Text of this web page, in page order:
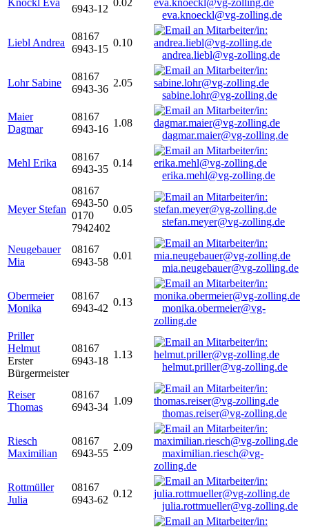
Knöckl Eva
6943-12
0.02
eva.knoeckl@vg-zolling.de
Liebl Andrea
08167
6943-15
0.10
andrea.liebl@vg-zolling.de
Lohr Sabine
08167
6943-36
2.05
sabine.lohr@vg-zolling.de
Maier
Dagmar
08167
6943-16
1.08
dagmar.maier@vg-zolling.de
Mehl Erika
08167
6943-35
0.14
erika.mehl@vg-zolling.de
Meyer Stefan
08167
6943-50
0170
7942402
0.05
stefan.meyer@vg-zolling.de
Neugebauer
Mia
08167
6943-58
0.01
mia.neugebauer@vg-zolling.de
Obermeier
Monika
08167
6943-42
0.13
monika.obermeier@vg-
zolling.de
Priller
Helmut
Erster
Bürgermeister
08167
6943-18
1.13
helmut.priller@vg-zolling.de
Reiser
Thomas
08167
6943-34
1.09
thomas.reiser@vg-zolling.de
Riesch
Maximilian
08167
6943-55
2.09
maximilian.riesch@vg-
zolling.de
Rottmüller
Julia
08167
6943-62
0.12
julia.rottmueller@vg-zolling.de